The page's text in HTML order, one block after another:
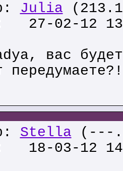
Julia
27-02-12
вас
передумаете?!
Stella (---
18-03-12